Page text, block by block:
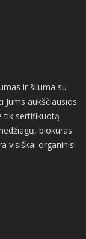
ir šiluma su
Jums aukščiausios
tik sertifikuotą
biokuras
visiškai organinis!